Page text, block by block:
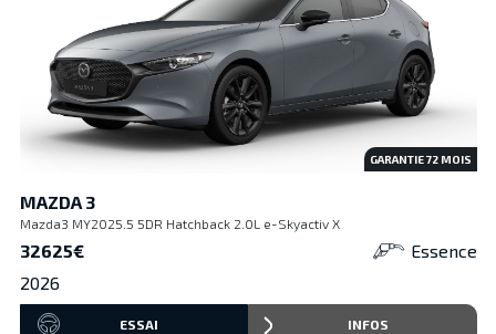
GARANTIE72MOIS
MAZDA 3
Mazda3 MY2025.5 5DR Hatchback 2.0L e-Skyactiv X
32625€
Essence
2026
ESSAI INFOS